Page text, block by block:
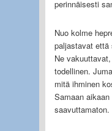
perinnäisesti
Nuo kolme
paljastavat että
Ne
todellinen.
mitä ihminen
Samaan
saavuttamaton.